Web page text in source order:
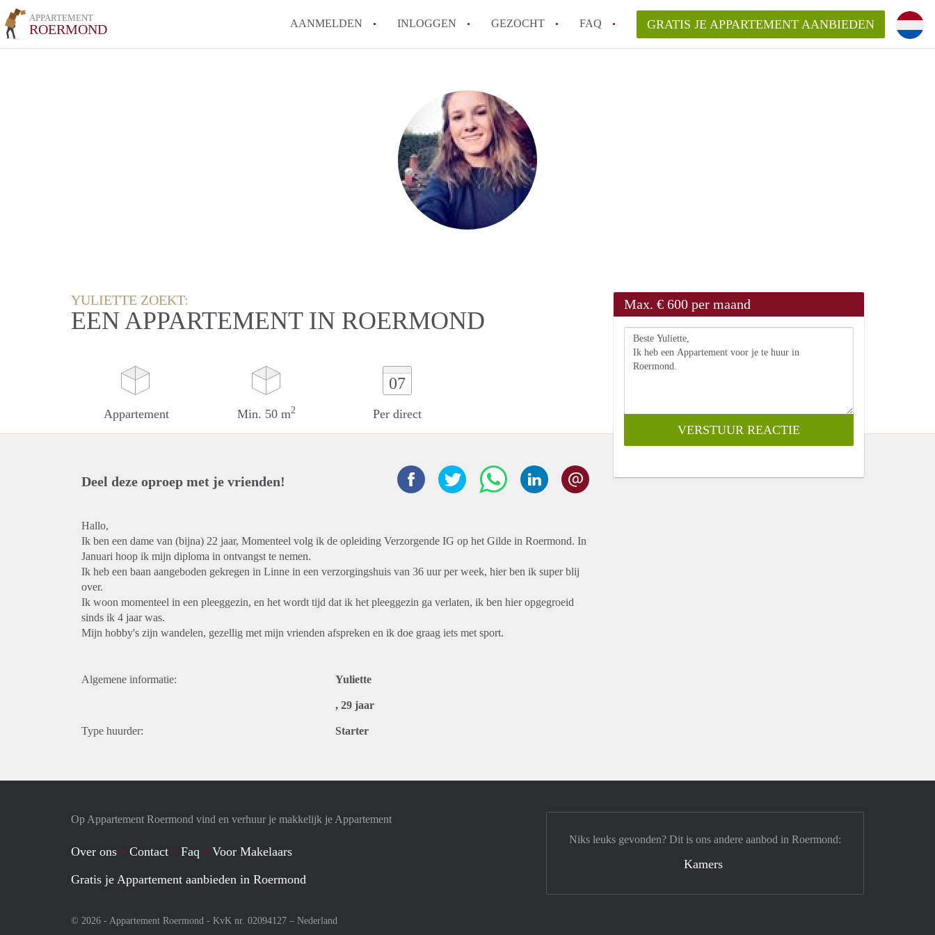
APPARTEMENT
ROERMOND AANMELDEN INLOGGEN GEZOCHT FAQ
How to translate AppartementRoermond!
Wat is AppartementRoermond?
Hoeveel kost het om te reageren op een Appartement in Roermond?
Wat is de privacyverklaring van AppartementRoermond?
Berekent AppartementRoermond
makelaarsvergoeding/bemiddelingsvergoeding?
Alle veelgestelde vragen
GRATIS JE APPARTEMENT AANBIEDEN
YULIETTE ZOEKT:
EEN APPARTEMENT IN ROERMOND
Appartement Min. 50 m2
07
Per direct
Max. € 600 per maand
Deel deze oproep met je vrienden!
Hallo,
Ik ben een dame van (bijna) 22 jaar, Momenteel volg ik de opleiding Verzorgende IG op het Gilde in Roermond. In
Januari hoop ik mijn diploma in ontvangst te nemen.
Ik heb een baan aangeboden gekregen in Linne in een verzorgingshuis van 36 uur per week, hier ben ik super blij
over.
Ik woon momenteel in een pleeggezin, en het wordt tijd dat ik het pleeggezin ga verlaten, ik ben hier opgegroeid
sinds ik 4 jaar was.
Mijn hobby's zijn wandelen, gezellig met mijn vrienden afspreken en ik doe graag iets met sport.
Algemene informatie: Yuliette
, 29 jaar
Type huurder: Starter
Op Appartement Roermond vind en verhuur je makkelijk je Appartement
Over ons Contact Faq
Voor Makelaars
Gratis je Appartement aanbieden in Roermond
© 2026 - Appartement Roermond - KvK nr. 02094127 – Nederland
Niks leuks gevonden? Dit is ons andere aanbod in Roermond:
Kamers